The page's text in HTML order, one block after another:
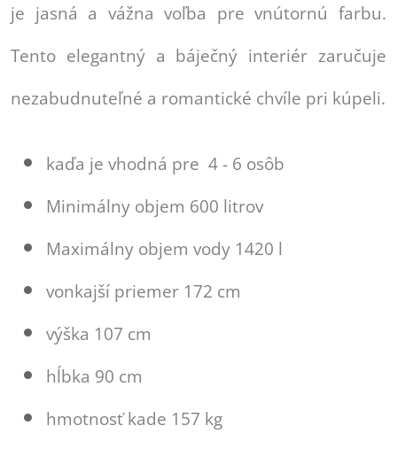
je jasná a vážna voľba pre vnútornú farbu.
Tento elegantný a báječný interiér zaručuje
nezabudnuteľné a romantické chvíle pri kúpeli.
kaďa je vhodná pre 4 - 6 osôb
Minimálny objem 600 litrov
Maximálny objem vody 1420 l
vonkajší priemer 172 cm
výška 107 cm
hĺbka 90 cm
hmotnosť kade 157 kg